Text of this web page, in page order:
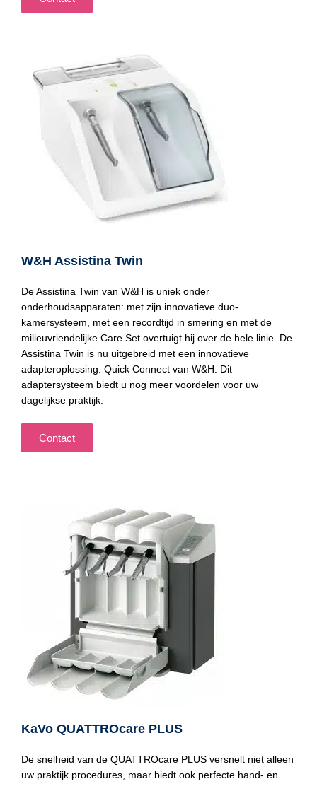
W&H Assistina Twin
De Assistina Twin van W&H is uniek onder
onderhoudsapparaten: met zijn innovatieve duo-
kamersysteem, met een recordtijd in smering en met de
milieuvriendelijke Care Set overtuigt hij over de hele linie. De
Assistina Twin is nu uitgebreid met een innovatieve
adapteroplossing: Quick Connect van W&H. Dit
adaptersysteem biedt u nog meer voordelen voor uw
dagelijkse praktijk.
Contact
KaVo QUATTROcare PLUS
De snelheid van de QUATTROcare PLUS versnelt niet alleen
uw praktijk procedures, maar biedt ook perfecte hand- en